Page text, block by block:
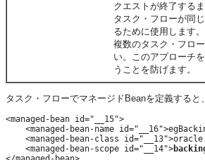
クエストが終了する
タスク・フローが同
るために使用します。
複数のタスク・フロ
い。このアプローチ
うことを防げます。
タスク・フローでマネージドBeanを定義する
<managed-bean id="__15">
<managed-bean-name
<managed-bean-class
    <managed-bean-scope id="__14">